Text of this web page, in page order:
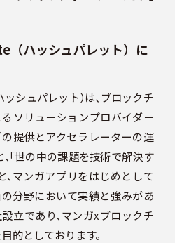
ハッシュパレット）に
シュパレット）は、ブロックチ
ソリューションプロバイダー
提供とアクセラレーターの運
「世の中の課題を技術で解決す
、マンガアプリをはじめとして
の分野において実績と強みがあ
立であり、マンガxブロックチ
的としております。